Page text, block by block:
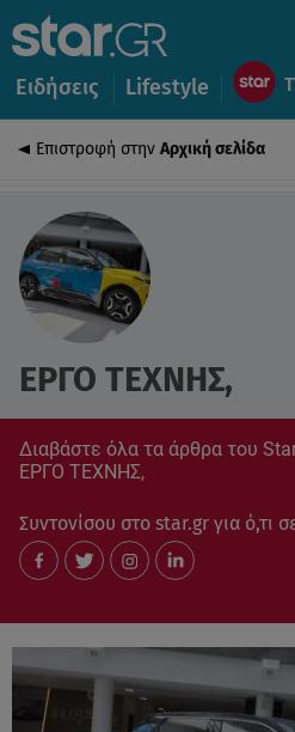
Ειδήσεις Lifestyle
Επιστροφή στην Αρχική σελίδα
ΕΡΓΟ ΤΕΧΝΗΣ,
Διαβάστε όλα τα άρθρα του
ΕΡΓΟ ΤΕΧΝΗΣ,
Συντονίσου στο star.gr για ό,τι